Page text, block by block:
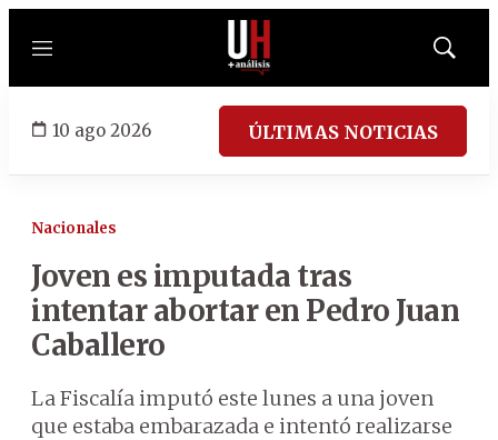
Menú
Mostrar
10 ago 2026 ÚLTIMAS NOTICIAS
Nacionales
Joven es imputada tras
intentar abortar en Pedro Juan
Caballero
La Fiscalía imputó este lunes a una joven
que estaba embarazada e intentó realizarse